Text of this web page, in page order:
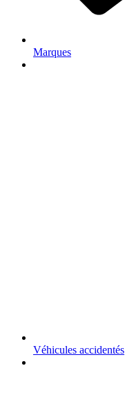
Marques
Véhicules accidentés